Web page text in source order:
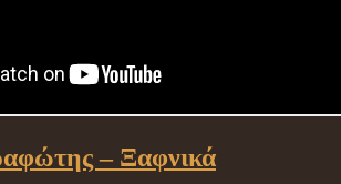
– Ξαφνικά